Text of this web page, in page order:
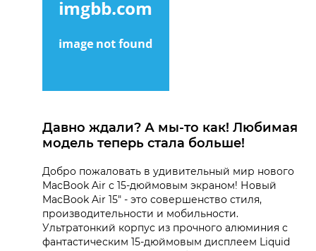
Давно ждали? А мы-то как! Любимая
модель теперь стала больше!
Добро пожаловать в удивительный мир нового
MacBook Air с 15-дюймовым экраном! Новый
MacBook Air 15" - это совершенство стиля,
производительности и мобильности.
Ультратонкий корпус из прочного алюминия с
фантастическим 15-дюймовым дисплеем Liquid